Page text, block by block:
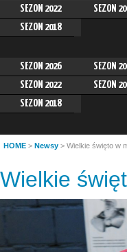
SEZON 2022
SEZON
SEZON 2018
SEZON 2026 SEZON
SEZON 2022
SEZON
SEZON 2018
HOME > Newsy > Wielkie święto w
Wielkie